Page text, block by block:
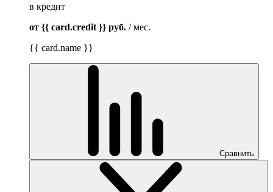
в кредит
от {{ card.credit }} руб. / мес.
{{ card.name }}
Сравнить